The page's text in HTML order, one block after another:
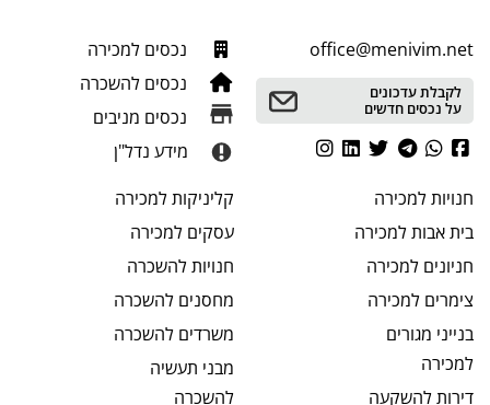
office@menivim.net
לקבלת עדכונים
על נכסים חדשים
נכסים למכירה
נכסים להשכרה
נכסים מניבים
מידע נדל"ן
חנויותלמכירה
בית אבותלמכירה
חניונים למכירה
צימרים למכירה
בנייני מגורים
למכירה
דירות להשקעה
קליניקותלמכירה
עסקים למכירה
חנויותלהשכרה
מחסנים להשכרה
משרדים להשכרה
מבני תעשיה
להשכרה